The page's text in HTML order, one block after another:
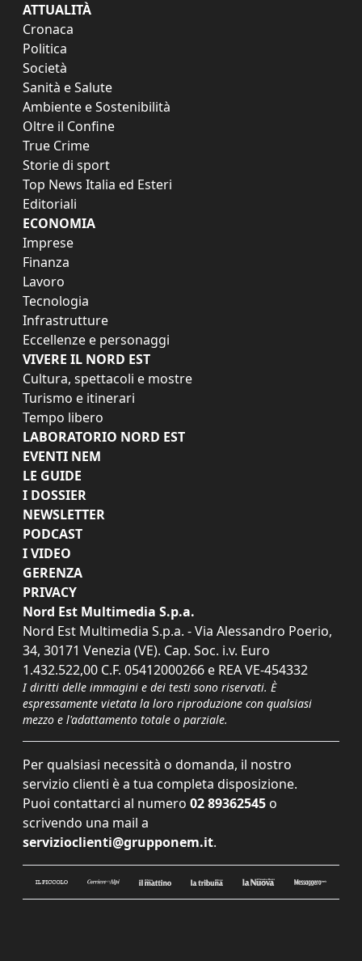
ATTUALITÀ
Cronaca
Politica
Società
Sanità e Salute
Ambiente e Sostenibilità
Oltre il Confine
True Crime
Storie di sport
Top News Italia ed Esteri
Editoriali
ECONOMIA
Imprese
Finanza
Lavoro
Tecnologia
Infrastrutture
Eccellenze e personaggi
VIVERE IL NORD EST
Cultura, spettacoli e mostre
Turismo e itinerari
Tempo libero
LABORATORIO NORD EST
EVENTI NEM
LE GUIDE
I DOSSIER
NEWSLETTER
PODCAST
I VIDEO
GERENZA
PRIVACY
Nord Est Multimedia S.p.a.
Nord Est Multimedia S.p.a. - Via Alessandro Poerio,
34, 30171 Venezia (VE). Cap. Soc. i.v. Euro
1.432.522,00 C.F. 05412000266 e REA VE-454332
I diritti delle immagini e dei testi sono riservati. È
espressamente vietata la loro riproduzione con qualsiasi
mezzo e l'adattamento totale o parziale.
Per qualsiasi necessità o domanda, il nostro
servizio clienti è a tua completa disposizione.
Puoi contattarci al numero 02 89362545 o
scrivendo una mail a
servizioclienti@grupponem.it.